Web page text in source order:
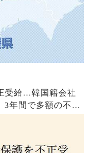
受給…韓国籍会社
3年間で多額の不正